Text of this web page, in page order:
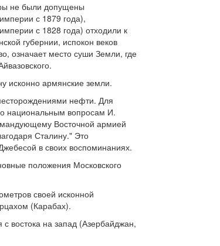
не были допущены
с 1879 года),
с 1828 года) отходили к
губернии, испокон веков
означает место суши Земли, где
исконно армянские земли.
нефти. Для
национальным вопросам И.
Восточной армией
Сталину." Это
в своих воспоминаниях.
положения Московского
своей исконной
(Карабах).
востока на запад (Азербайджан,